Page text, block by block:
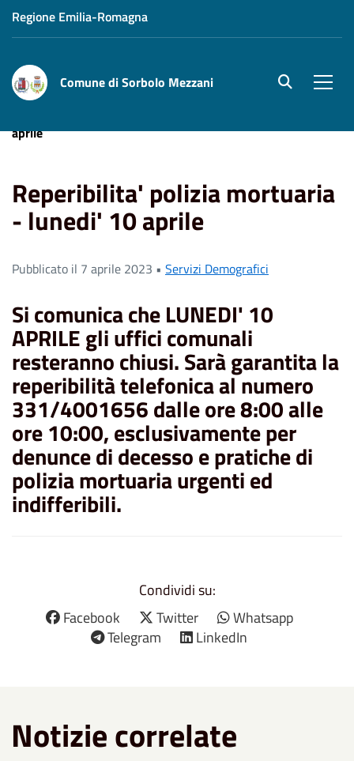
Regione Emilia-Romagna
Comune di Sorbolo Mezzani site.searc
aprile
Reperibilita' polizia mortuaria
- lunedi' 10 aprile
Pubblicato il 7 aprile 2023 • Servizi Demografici
Si comunica cheLUNEDI' 10
APRILEgli uffici comunali
resteranno chiusi.Sarà garantita la
reperibilità telefonica al numero
331/4001656 dalle ore 8:00 alle
ore 10:00,esclusivamenteper
denunce di decesso e pratiche di
polizia mortuaria urgenti ed
indifferibili.
Condividi su:
Facebook
Twitter
Whatsapp
Telegram
LinkedIn
Notizie correlate